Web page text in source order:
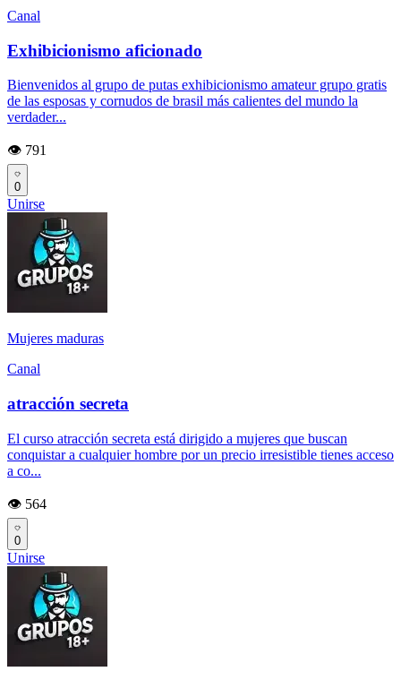
Canal
Exhibicionismo aficionado
Bienvenidos al grupo de putas exhibicionismo amateur grupo gratis
de las esposas y cornudos de brasil más calientes del mundo la
verdader...
👁️ 791
0
Unirse
Mujeres maduras
Canal
atracción secreta
El curso atracción secreta está dirigido a mujeres que buscan
conquistar a cualquier hombre por un precio irresistible tienes acceso
a co...
👁️ 564
0
Unirse